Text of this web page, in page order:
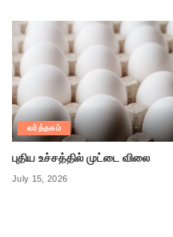
வர்த்தகம்
புதிய உச்சத்தில் முட்டை விலை
July 15, 2026